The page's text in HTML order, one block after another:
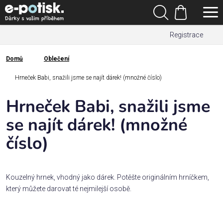
Přejít
na
obsah
Registrace
Hledat
Nákupní
košík
Kategorie
Dárek
Rodina
Domů
Domů Oblečení
Hrneček Babi, snažili jsme se najít dárek! (množné číslo)
Hrneček Babi, snažili jsme
se najít dárek! (množné
číslo)
Kouzelný hrnek, vhodný jako dárek. Potěšte originálním hrníčkem,
který můžete darovat té nejmilejší osobě.